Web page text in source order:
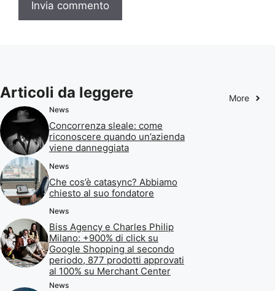
Articoli da leggere More
News
Concorrenza sleale: come
riconoscere quando un’azienda
viene danneggiata
News
Che cos’è catasync? Abbiamo
chiesto al suo fondatore
News
Biss Agency e Charles Philip
Milano: +900% di click su
Google Shopping al secondo
periodo, 877 prodotti approvati
al 100% su Merchant Center
News